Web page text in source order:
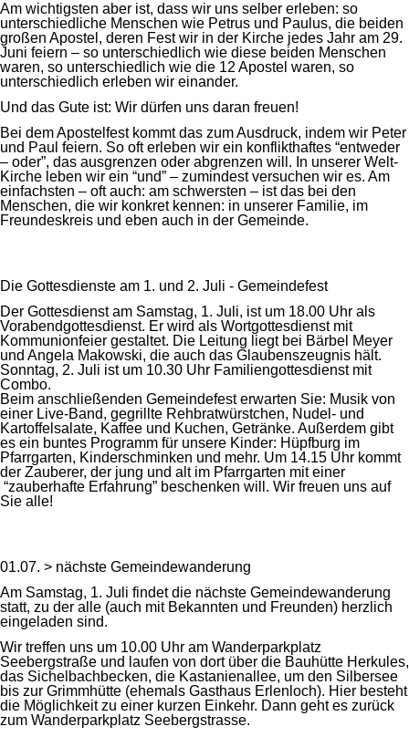
Am wichtigsten aber ist, dass wir uns selber erleben: so
unterschiedliche Menschen wie Petrus und Paulus, die beiden
großen Apostel, deren Fest wir in der Kirche jedes Jahr am 29.
Juni feiern – so unterschiedlich wie diese beiden Menschen
waren, so unterschiedlich wie die 12 Apostel waren, so
unterschiedlich erleben wir einander.
Und das Gute ist: Wir dürfen uns daran freuen!
Bei dem Apostelfest kommt das zum Ausdruck, indem wir Peter
und Paul feiern. So oft erleben wir ein konflikthaftes “entweder
– oder”, das ausgrenzen oder abgrenzen will. In unserer Welt-
Kirche leben wir ein “und” – zumindest versuchen wir es. Am
einfachsten – oft auch: am schwersten – ist das bei den
Menschen, die wir konkret kennen: in unserer Familie, im
Freundeskreis und eben auch in der Gemeinde.
Die Gottesdienste am 1. und 2. Juli - Gemeindefest
Der Gottesdienst am Samstag, 1. Juli, ist um 18.00 Uhr als
Vorabendgottesdienst. Er wird als Wortgottesdienst mit
Kommunionfeier gestaltet. Die Leitung liegt bei Bärbel Meyer
und Angela Makowski, die auch das Glaubenszeugnis hält.
Sonntag, 2. Juli ist um 10.30 Uhr Familiengottesdienst mit
Combo.
Beim anschließenden Gemeindefest erwarten Sie: Musik von
einer Live-Band, gegrillte Rehbratwürstchen, Nudel- und
Kartoffelsalate, Kaffee und Kuchen, Getränke. Außerdem gibt
es ein buntes Programm für unsere Kinder: Hüpfburg im
Pfarrgarten, Kinderschminken und mehr. Um 14.15 Uhr kommt
der Zauberer, der jung und alt im Pfarrgarten mit einer
“zauberhafte Erfahrung” beschenken will. Wir freuen uns auf
Sie alle!
01.07. > nächste Gemeindewanderung
Am Samstag, 1. Juli findet die nächste Gemeindewanderung
statt, zu der alle (auch mit Bekannten und Freunden) herzlich
eingeladen sind.
Wir treffen uns um 10.00 Uhr am Wanderparkplatz
Seebergstraße und laufen von dort über die Bauhütte Herkules,
das Sichelbachbecken, die Kastanienallee, um den Silbersee
bis zur Grimmhütte (ehemals Gasthaus Erlenloch). Hier besteht
die Möglichkeit zu einer kurzen Einkehr. Dann geht es zurück
zum Wanderparkplatz Seebergstrasse.